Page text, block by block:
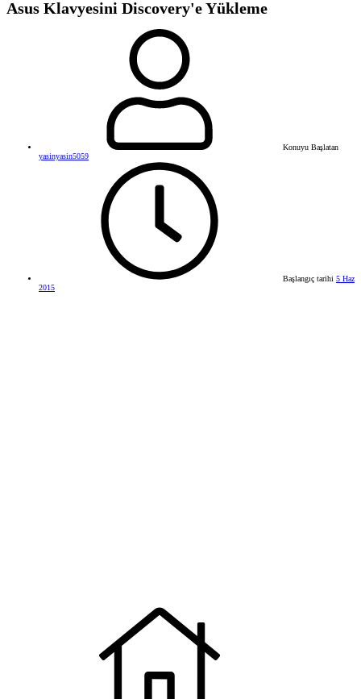
Asus Klavyesini Discovery'e Yükleme
Konuyu Başlatan
yasinyasin5059
Başlangıç tarihi 5 Haz
2015